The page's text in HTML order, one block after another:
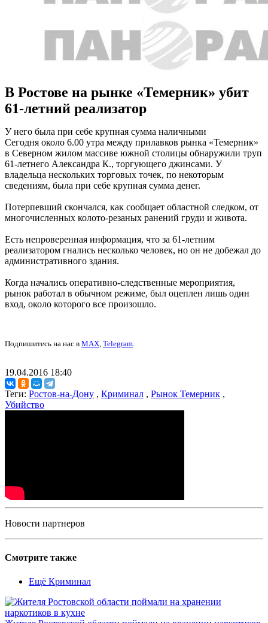
В Ростове на рынке «Темерник» убит
61-летний реализатор
У него была при себе крупная сумма наличными
Сегодня около 6.00 утра между прилавков рынка «Темерник»
в Северном жилом массиве южной столицы обнаружили труп
61-летнего Александра К., торгующего джинсами. У
владельца нескольких торговых точек, по некоторым
сведениям, была при себе крупная сумма денег.
Потерпевший скончался, как сообщает областной следком, от
многочисленных колото-резаных ранений груди и живота.
Есть непроверенная информация, что за 61-летним
реализатором гнались несколько человек, но он не добежал до
административного здания.
Когда начались оперативно-следственные мероприятия,
рынок работал в обычном режиме, был оцеплен лишь один
вход, около которого все произошло.
Подпишитесь на нас в MAX, Telegram.
19.04.2016 18:40
Теги: Ростов-на-Дону , Криминал , Рынок Темерник ,
Убийство
Новости партнеров
Смотрите также
Ещё Криминал